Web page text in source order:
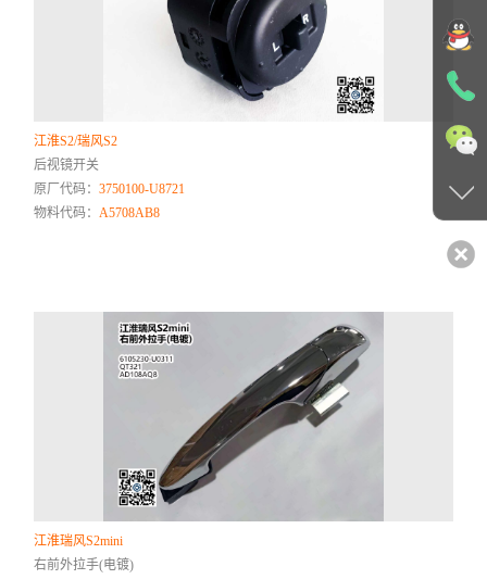
江淮S2/瑞风S2
后视镜开关
原厂代码：3750100-U8721
物料代码：A5708AB8
江淮瑞风S2mini
右前外拉手(电镀)